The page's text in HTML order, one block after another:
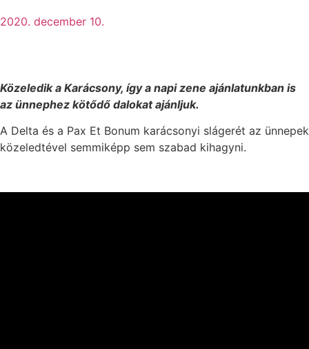
2020. december 10.
Közeledik a Karácsony, így a napi zene ajánlatunkban is
az ünnephez kötődő dalokat ajánljuk.
A Delta és a Pax Et Bonum karácsonyi slágerét az ünnepek
közeledtével semmiképp sem szabad kihagyni.